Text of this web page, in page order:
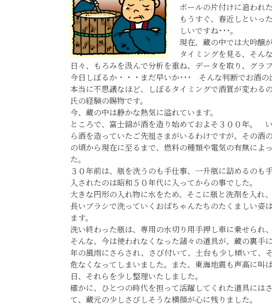
ボールの片付けに追われ
もうすぐ、春近しとい
しいですね･･･。
現在、蔵の中では大吟醸
タイミングを見る、そん
日々、もろみを汲んで分析を重ね、データを取り、グラフ
今日しぼるか・・・まだ早いか･･･ そんな判断でお酒の
本当に不思議なほど、しぼるタイミングで酒質が変わ
氏の経験の賜物です。
今、蔵の中は静かな熱気に溢れています。
ところで、富士錦が酒を造り始めておよそ３００年。
ら酒を造っていたご先祖さまがいるわけですが、その酒
の頃から現在に至るまで、燃料の種類や電気の有無によ
た。
３０年前は、瓶を洗うのも手仕事、一升瓶に詰めるのも
入されたのは昭和５０年代に入ってからの事でした。
大きな円形の入れ物に水をため、そこに瓶と洗剤を入れ
長いブラシで洗っていくおばちゃんたちのたくましい姿
ます。
洗い終わった瓶は、専用の水切り用手押し車に乗せられ
そんな、今は使われなくなった諸々の道具が、蔵の裏手
年の風雨にさらされ、さび付いて、土台も少し傾いて、
危なくなってしまいました。また、東海地震も声高に叫
日、それらを少し整理いたしました。
確かに、ひとつの時代を担って活躍してくれた道具には
て、蔵元の少しさびしそうな横顔が心に残りました。